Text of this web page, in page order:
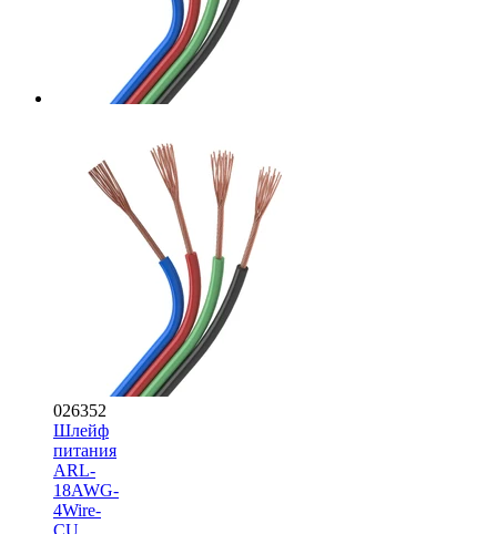
026352
Шлейф
питания
ARL-
18AWG-
4Wire-
CU